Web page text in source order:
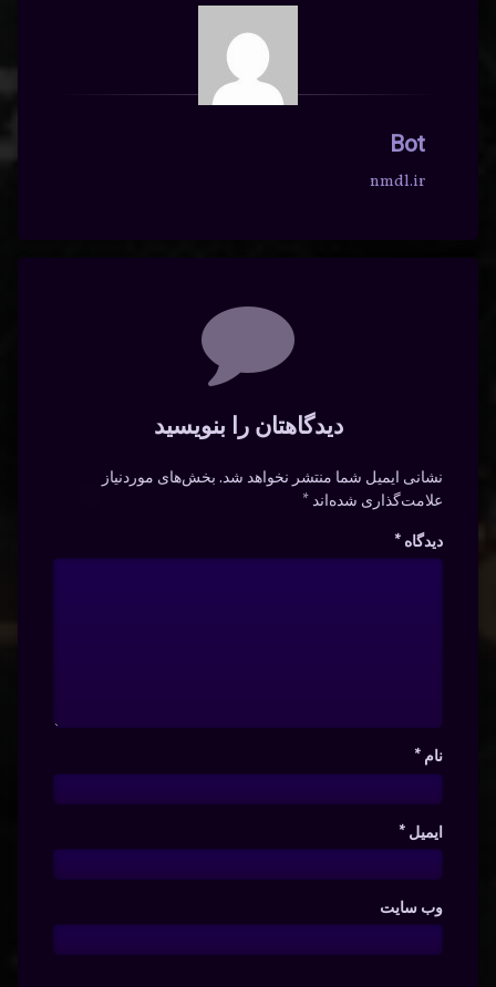
Bot
nmdl.ir
دیدگاهتان را بنویسید
نشانی ایمیل شما منتشر نخواهد شد. بخش‌های موردنیاز
علامت‌گذاری شده‌اند*
دیدگاه *
نام *
ایمیل *
وب‌ سایت